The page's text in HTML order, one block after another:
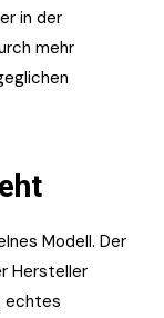
in der
mehr
Modell. Der
Hersteller
echtes